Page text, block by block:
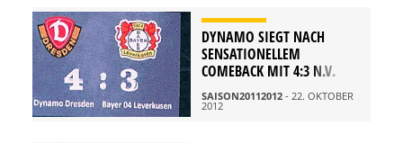
DYNAMO SIEGT NACH
SENSATIONELLEM
COMEBACK MIT 4:3 N.V.
SAISON20112012 - 22. OKTOBER
2012